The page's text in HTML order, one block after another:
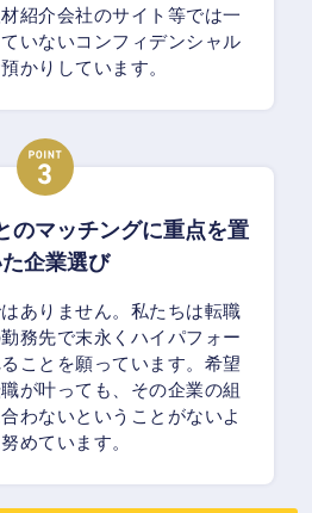
紹介会社のサイト等では一
いないコンフィデンシャル
かりしています。
のマッチングに重点を置
企業選び
ありません。私たちは転職
務先で末永くハイパフォー
ことを願っています。希望
が叶っても、その企業の組
わないということがないよ
めています。